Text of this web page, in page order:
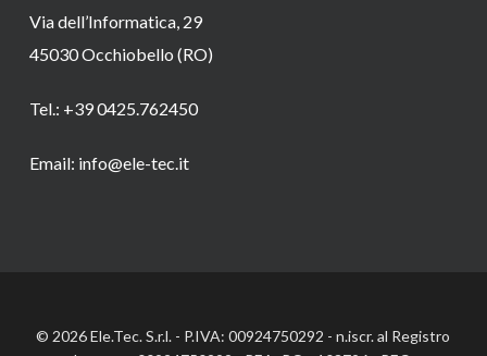
Via dell’Informatica, 29
45030 Occhiobello (RO)
Tel.: +39 0425.762450
Email: info@ele-tec.it
© 2026 Ele.Tec. S.r.l. - P.IVA: 00924750292 - n.iscr. al Registro